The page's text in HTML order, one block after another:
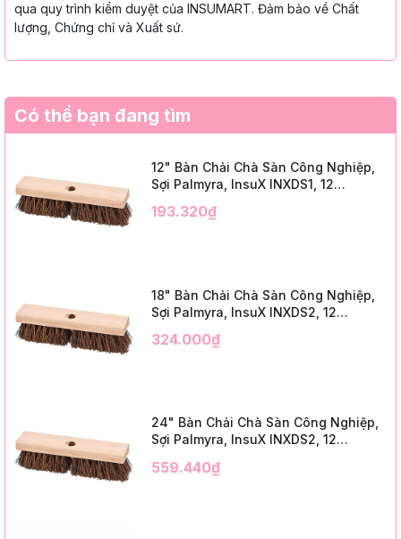
qua quy trình kiểm duyệt của INSUMART. Đảm bảo về Chất
lượng, Chứng chỉ và Xuất sứ.
Có thể bạn đang tìm
12" Bàn Chải Chà Sàn Công Nghiệp,
Sợi Palmyra, InsuX INXDS1, 12
Trim)
193.320₫
18" Bàn Chải Chà Sàn Công Nghiệp,
Sợi Palmyra, InsuX INXDS2, 12
Trim)
324.000₫
24" Bàn Chải Chà Sàn Công Nghiệp,
Sợi Palmyra, InsuX INXDS2, 12
3" Trim)
559.440₫